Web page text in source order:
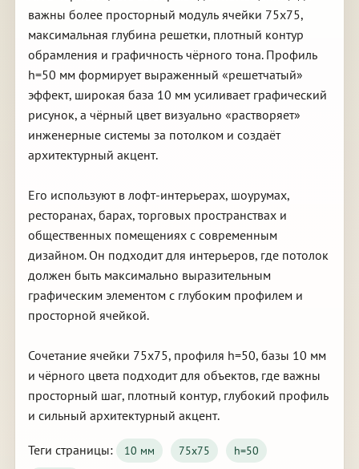
важны более просторный модуль ячейки 75х75,
максимальная глубина решетки, плотный контур
обрамления и графичность чёрного тона. Профиль
h=50 мм формирует выраженный «решетчатый»
эффект, широкая база 10 мм усиливает графический
рисунок, а чёрный цвет визуально «растворяет»
инженерные системы за потолком и создаёт
архитектурный акцент.
Его используют в лофт-интерьерах, шоурумах,
ресторанах, барах, торговых пространствах и
общественных помещениях с современным
дизайном. Он подходит для интерьеров, где потолок
должен быть максимально выразительным
графическим элементом с глубоким профилем и
просторной ячейкой.
Сочетание ячейки 75х75, профиля h=50, базы 10 мм
и чёрного цвета подходит для объектов, где важны
просторный шаг, плотный контур, глубокий профиль
и сильный архитектурный акцент.
Теги страницы: 10 мм 75х75
h=50